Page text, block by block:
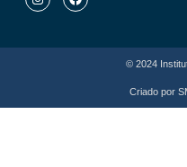
© 2024
Criado por